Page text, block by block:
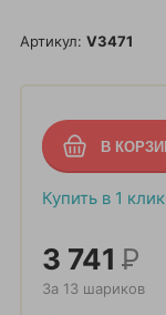
Артикул: V3471
Купить в 1 клик
3 741 Р
За 13 шариков